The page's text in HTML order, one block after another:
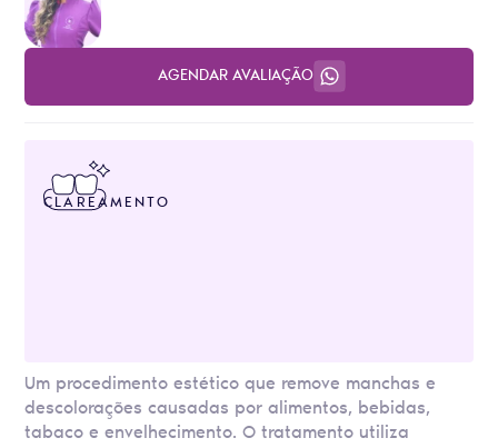
AGENDAR AVALIAÇÃO
CLAREAMENTO
Um procedimento estético que remove manchas e
descolorações causadas por alimentos, bebidas,
tabaco e envelhecimento. O tratamento utiliza